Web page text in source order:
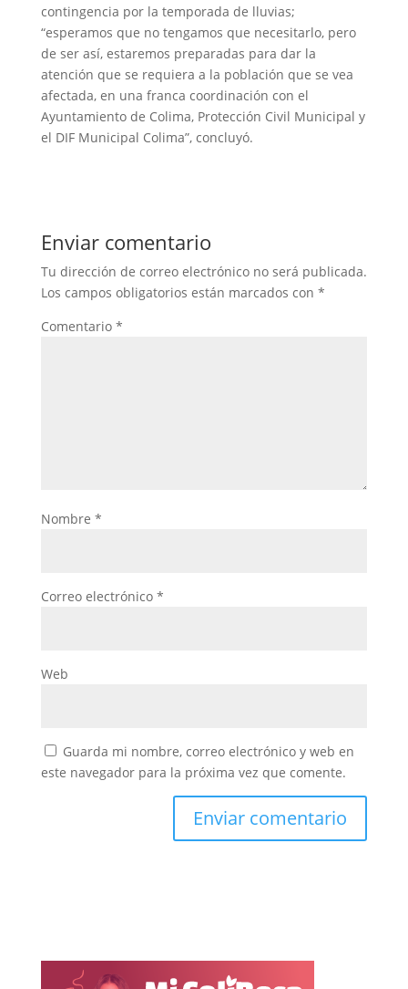
contingencia por la temporada de lluvias;
“esperamos que no tengamos que necesitarlo, pero
de ser así, estaremos preparadas para dar la
atención que se requiera a la población que se vea
afectada, en una franca coordinación con el
Ayuntamiento de Colima, Protección Civil Municipal y
el DIF Municipal Colima”, concluyó.
Enviar comentario
Tu dirección de correo electrónico no será publicada.
Los campos obligatorios están marcados con *
Comentario *
Nombre *
Correo electrónico *
Web
Guarda mi nombre, correo electrónico y web en
este navegador para la próxima vez que comente.